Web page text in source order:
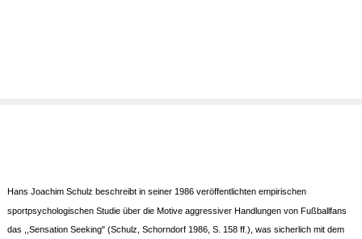
Hans Joachim Schulz beschreibt in seiner 1986 veröffentlichten empirischen
sportpsychologischen Studie über die Motive aggressiver Handlungen von Fußballfans
das ,,Sensation Seeking" (Schulz, Schorndorf 1986, S. 158 ff.), was sicherlich mit dem